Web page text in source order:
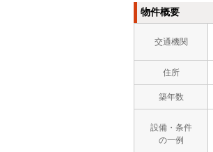
物件概要
交通機関
住所
築年数
設備・条件
の一例